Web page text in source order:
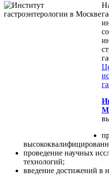
проведение научных
технологий;
введение достижений в